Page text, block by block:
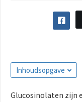
Inhoudsopgave
Glucosinolaten zijn